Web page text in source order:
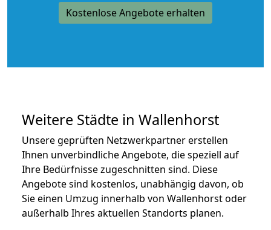
Kostenlose Angebote erhalten
Weitere Städte in Wallenhorst
Unsere geprüften Netzwerkpartner erstellen
Ihnen unverbindliche Angebote, die speziell auf
Ihre Bedürfnisse zugeschnitten sind. Diese
Angebote sind kostenlos, unabhängig davon, ob
Sie einen Umzug innerhalb von Wallenhorst oder
außerhalb Ihres aktuellen Standorts planen.